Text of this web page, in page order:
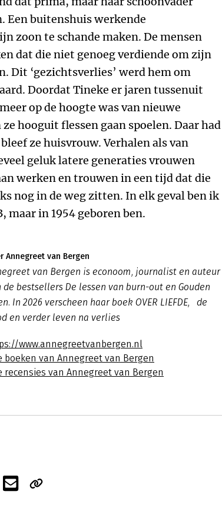
Een buitenshuis werkende
zoon te schande maken. De mensen
dat die niet genoeg verdiende om zijn
Dit ‘gezichtsverlies’ werd hem om
Doordat Tineke er jaren tussenuit
op de hoogte was van nieuwe
hooguit flessen gaan spoelen. Daar had
ze huisvrouw. Verhalen als van
geluk latere generaties vrouwen
werken en trouwen in een tijd dat die
nog in de weg zitten. In elk geval ben ik
maar in 1954 geboren ben.
Annegreet van Bergen
van Bergen is econoom, journalist en auteur
de bestsellers De lessen van burn-out en Gouden
In 2026 verscheen haar boek OVER LIEFDE, de
en verder leven na verlies
www.annegreetvanbergen.nl
boeken van Annegreet van Bergen
recensies van Annegreet van Bergen